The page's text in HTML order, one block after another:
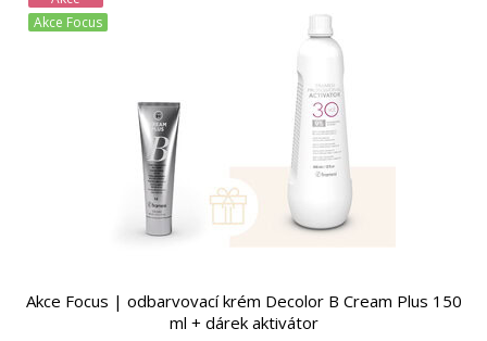
Akce Focus
Akce Focus | odbarvovací krém Decolor B Cream Plus 150
ml + dárek aktivátor